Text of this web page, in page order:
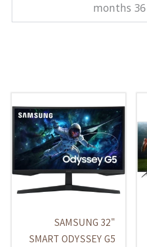
36 months
SAMSUNG 32"
SMART ODYSSEY G5